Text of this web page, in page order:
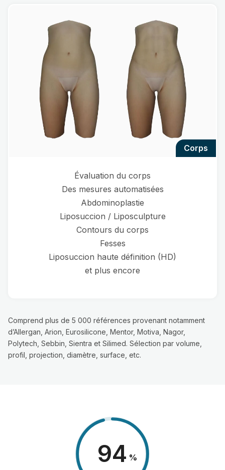
corps
Évaluation du corps
Des mesures automatisées
Abdominoplastie
Liposuccion / Liposculpture
Contours du corps
Fesses
Liposuccion haute définition (HD)
et plus encore
Comprend plus de 5 000 références provenant notamment
d’Allergan, Arion, Eurosilicone, Mentor, Motiva, Nagor,
Polytech, Sebbin, Sientra et Silimed. Sélection par volume,
profil, projection, diamètre, surface, etc.
98 %